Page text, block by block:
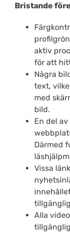
Bristande
aktiv
för att
Några
text,
med
bild.
En del
Därmed
Vissa
Alla